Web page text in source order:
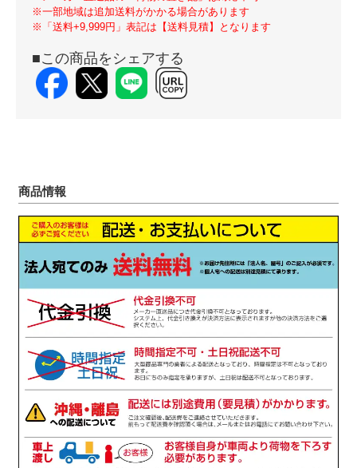
※一部地域は追加送料がかかる場合があります
※「送料+9,999円」表記は【送料見積】となります
■この商品をシェアする
商品情報